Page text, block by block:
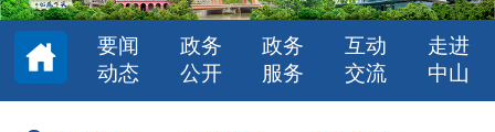
要闻
动态
政务
公开
政务
服务
互动
交流
走进
中山